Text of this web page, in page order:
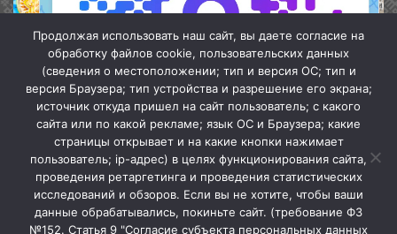
Мы в МАХ
«Кочубеевская централизованная клубная система» © 2026
Продолжая использовать наш сайт, вы даете согласие на
обработку файлов cookie, пользовательских данных
(сведения о местоположении; тип и версия ОС; тип и
версия Браузера; тип устройства и разрешение его экрана;
источник откуда пришел на сайт пользователь; с какого
сайта или по какой рекламе; язык ОС и Браузера; какие
страницы открывает и на какие кнопки нажимает
пользователь; ip-адрес) в целях функционирования сайта,
проведения ретаргетинга и проведения статистических
исследований и обзоров. Если вы не хотите, чтобы ваши
данные обрабатывались, покиньте сайт. (требование ФЗ
№152. Статья 9 "Согласие субъекта персональных данных